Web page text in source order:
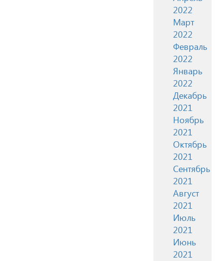
2022
Март
2022
Февраль
2022
Январь
2022
Декабрь
2021
Ноябрь
2021
Октябрь
2021
Сентябрь
2021
Август
2021
Июль
2021
Июнь
2021